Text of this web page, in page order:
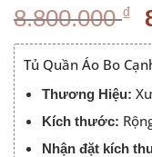
8.800.000₫
Tủ Quần Áo Bo
Thương Hiệu:
Kích thước:
Nhận đặt kích